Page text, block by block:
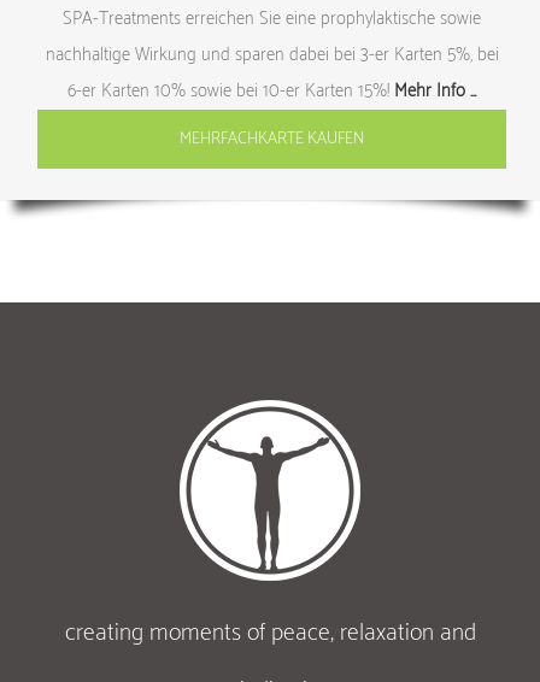
SPA-Treatments erreichen Sie eine prophylaktische sowie
nachhaltige Wirkung und sparen dabei bei 3-er Karten 5%, bei
6-er Karten 10% sowie bei 10-er Karten 15%! Mehr Info …
MEHRFACHKARTE KAUFEN
creating moments of peace, relaxation and